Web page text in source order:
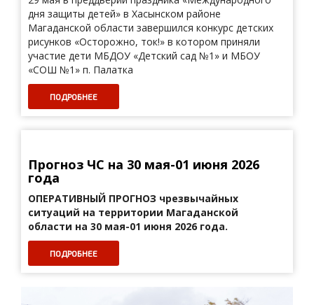
дня защиты детей» в Хасынском районе
Магаданской области завершился конкурс детских
рисунков «Осторожно, ток!» в котором приняли
участие дети МБДОУ «Детский сад №1» и МБОУ
«СОШ №1» п. Палатка
ПОДРОБНЕЕ
Прогноз ЧС на 30 мая-01 июня 2026
года
ОПЕРАТИВНЫЙ ПРОГНОЗ чрезвычайных
ситуаций на территории Магаданской
области на 30 мая-01 июня 2026 года.
ПОДРОБНЕЕ